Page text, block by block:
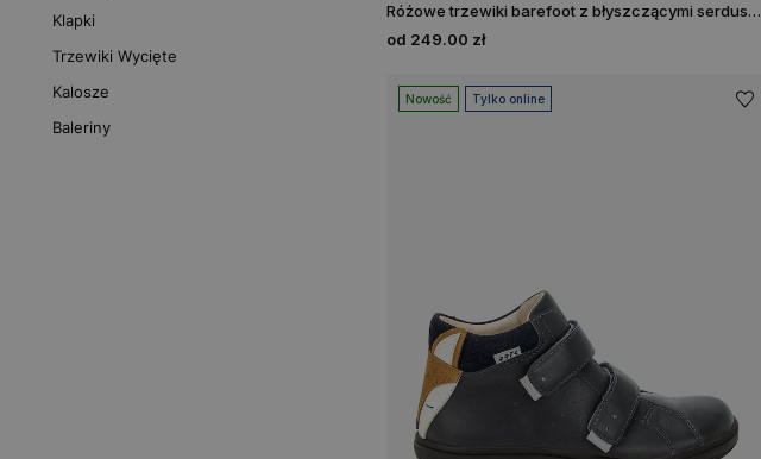
Klapki
Trzewiki Wycięte
Kalosze
Baleriny
Różowe trzewiki barefoot z błyszczącymi serduszkami BAREFOOT 86319-65
od 249.00 zł
Nowość Tylko online